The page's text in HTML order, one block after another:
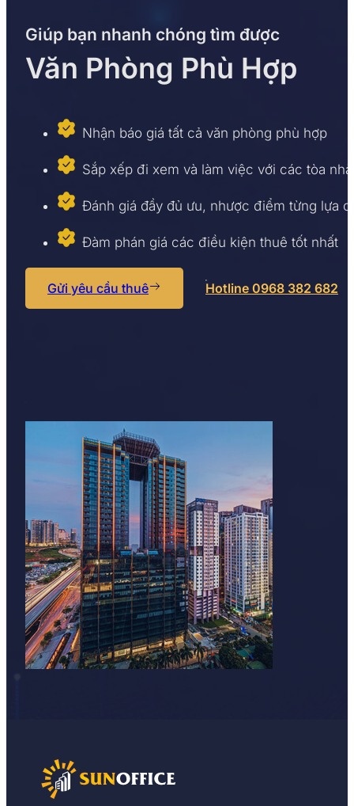
Chi phí thuê văn phòng tại HQ The Vifa Building
của doanh nghiệp.
So với mô hình văn phòng truyền thống, văn phòng
Khách hàng có thể lựa chọn nhiều giải pháp khác
Sun Office là đơn vị chuyên tư vấn và cung cấp giải
kinh nghiệm cùng hệ thống dữ liệu văn phòng được
Khi đồng hành cùng Sun Office, khách hàng sẽ được:
Tư vấn miễn phí các giải pháp văn phòng phù
Cập nhật báo giá và diện tích trống mới nhất.
Hỗ trợ khảo sát thực tế nhiều lựa chọn văn
Tư vấn đàm phán giá thuê và các điều khoản
Đồng hành xuyên suốt quá trình tìm kiếm và thuê
Hotline: 0968.382.682
Website:https://timvanphong.com.vn/
Fanpage:https://fb/timvanphong.com.vn
Địa chỉ: Tòa nhà CIC Tower, ngõ 219 Trung
Giúp bạn nhanh chóng tìm được
Văn Phòng Phù Hợp
Nhận báo giá tất cả văn phòng phù hợp
Sắp xếp đi xem và làm việc với các tòa nhà
Đánh giá đầy đủ ưu, nhược điểm từng lựa
Đàm phán giá các điều kiện thuê tốt nhất
Gửi yêu cầu thuê Hotline 0968 382 682